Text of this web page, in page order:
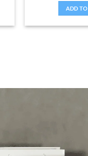
ADD